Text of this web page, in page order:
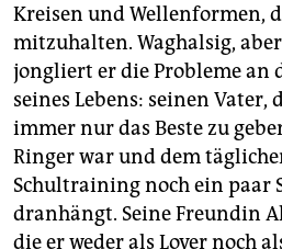
Kreisen und Wellenformen,
mitzuhalten. Waghalsig,
jongliert er die Probleme an
seines Lebens: seinen
immer nur das Beste zu
Ringer war und dem
Schultraining noch ein paar
dranhängt. Seine Freundin
die er weder als Lover noch